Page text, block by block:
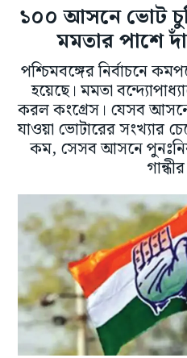
১০০ আসনে ভোট
মমতার পাশে
পশ্চিমবঙ্গের নির্বাচনে
হয়েছে। মমতা
করল কংগ্রেস। যেসব
যাওয়া ভোটারের সংখ্যার
কম, সেসব আসনে